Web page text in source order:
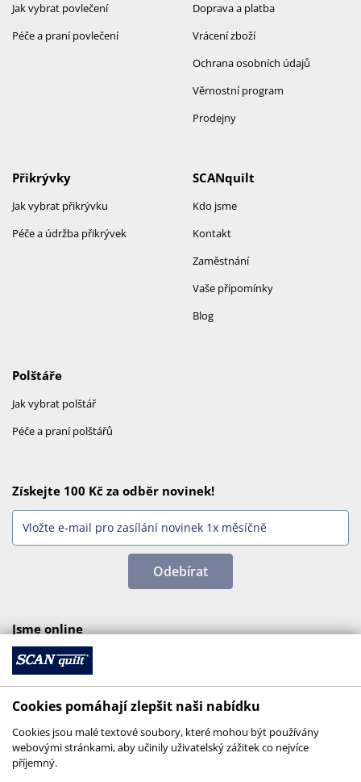
Jak vybrat povlečení
Péče a praní povlečení
Doprava a platba
Vrácení zboží
Ochrana osobních údajů
Věrnostní program
Prodejny
SCANquilt
Kdo jsme
Kontakt
Zaměstnání
Vaše připomínky
Blog
Přikrývky
Jak vybrat přikrývku
Péče a údržba přikrývek
Polštáře
Jak vybrat polštář
Péče a praní polštářů
Získejte 100 Kč za odběr novinek!
Odebírat
Jsme online
Cookies pomáhají zlepšit naši nabídku
Cookies jsou malé textové soubory, které mohou být používány
webovými stránkami, aby učinily uživatelský zážitek co nejvíce
příjemný.